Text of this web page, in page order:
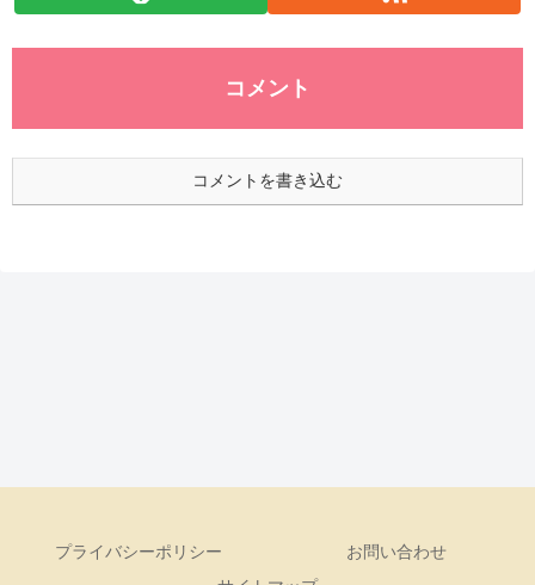
コメント
コメントを書き込む
プライバシーポリシー
お問い合わせ